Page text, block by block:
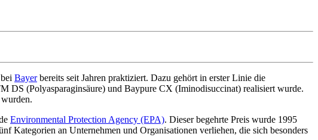
Bayerbereits seit Jahren praktiziert. Dazu gehört in erster Linie die
DS (Polyasparaginsäure) und Baypure CX (Iminodisuccinat) realisiert wurde.
Environmental Protection Agency (EPA). Dieser begehrte Preis wurde 1995
Kategorien an Unternehmen und Organisationen verliehen, die sich besonders